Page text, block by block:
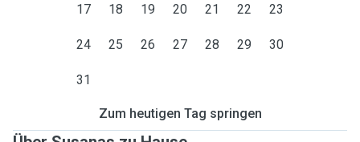
17 18 19 20 21 22 23
24 25 26 27 28 29 30
31
Zum heutigen Tag springen